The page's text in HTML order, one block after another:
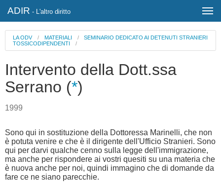
ADIR - L'altro diritto
LA ODV/ MATERIALI /SEMINARIO DEDICATO AI DETENUTI STRANIERI
TOSSICODIPENDENTI /
Intervento della Dott.ssa
Serrano (*)
1999
Sono qui in sostituzione della Dottoressa Marinelli, che non
è potuta venire e che è il dirigente dell'Ufficio Stranieri. Sono
qui per darvi qualche cenno sulla legge dell'immigrazione,
ma anche per rispondere ai vostri quesiti su una materia che
è nuova anche per noi, quindi immagino che di domande da
fare ce ne siano parecchie.